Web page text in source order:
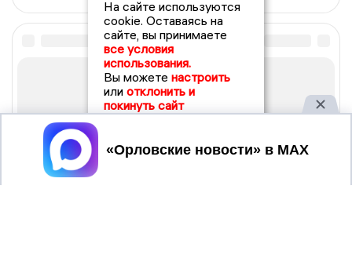
На сайте используются
cookie. Оставаясь на
сайте, вы принимаете
все условия
использования.
Вы можете настроить
или отклонить и
покинуть сайт
Принять